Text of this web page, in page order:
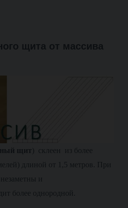
щита от массива
щит ) склеен из более
длиной от 1,5 метров. При
и
более однородной.